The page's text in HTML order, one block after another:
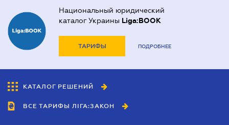
Национальный юридический
каталог Украины Liga:BOOK
ТАРИФЫ ПОДРОБНЕЕ
КАТАЛОГ РЕШЕНИЙ
ВСЕ ТАРИФЫ ЛІГА:ЗАКОН